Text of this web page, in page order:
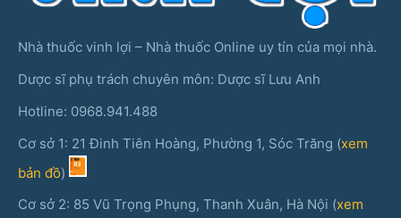
Nhà thuốc vinh lợi – Nhà thuốc Online uy tín của mọi nhà.
Dược sĩ phụ trách chuyên môn: Dược sĩ Lưu Anh
Hotline: 0968.941.488
Cơ sở 1: 21 Đinh Tiên Hoàng, Phường 1, Sóc Trăng (xem
bản đồ)
Cơ sở 2: 85 Vũ Trọng Phụng, Thanh Xuân, Hà Nội (xem